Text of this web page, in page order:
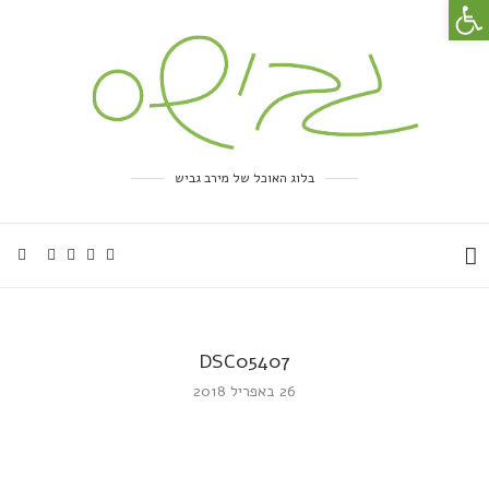
בלוג האוכל של מירב גביש
DSC05407
26 באפריל 2018